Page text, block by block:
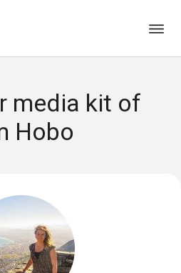
media kit of
Hobo